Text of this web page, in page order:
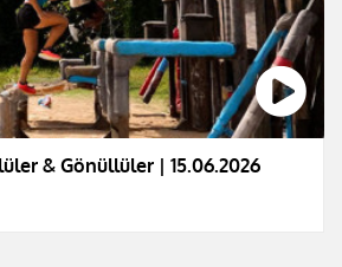
& Gönüllüler | 15.06.2026